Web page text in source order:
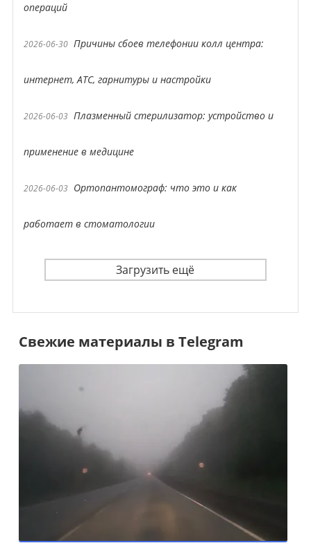
операций
2026-06-30 Причины сбоев телефонии колл центра:
интернет, АТС, гарнитуры и настройки
2026-06-03 Плазменный стерилизатор: устройство и
применение в медицине
2026-06-03 Ортопантомограф: что это и как
работает в стоматологии
Загрузить ещё
Свежие материалы в Telegram